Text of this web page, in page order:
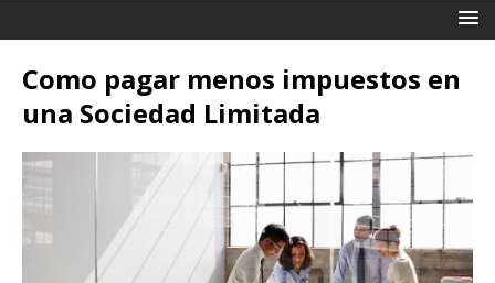
Como pagar menos impuestos en
una Sociedad Limitada